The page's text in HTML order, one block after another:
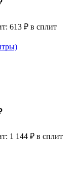
613 ₽ в сплит
1 144 ₽ в сплит